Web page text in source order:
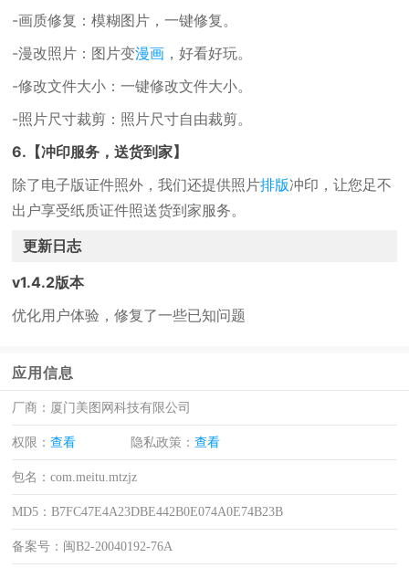
-画质修复：模糊图片，一键修复。
-漫改照片：图片变漫画 ，好看好玩。
-修改文件大小：一键修改文件大小。
-照片尺寸裁剪：照片尺寸自由裁剪。
6.【冲印服务，送货到家】
除了电子版证件照外，我们还提供照片排版冲印，让您足不
出户享受纸质证件照送货到家服务。
更新日志
v1.4.2版本
优化用户体验，修复了一些已知问题
应用信息
厂商： 厦门美图网科技有限公司
权限：查看 隐私政策：查看
包名：com.meitu.mtzjz
MD5：B7FC47E4A23DBE442B0E074A0E74B23B
备案号： 闽B2-20040192-76A